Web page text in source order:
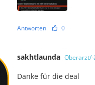
Antworten 0
sakhtlaunda
Danke für die deal